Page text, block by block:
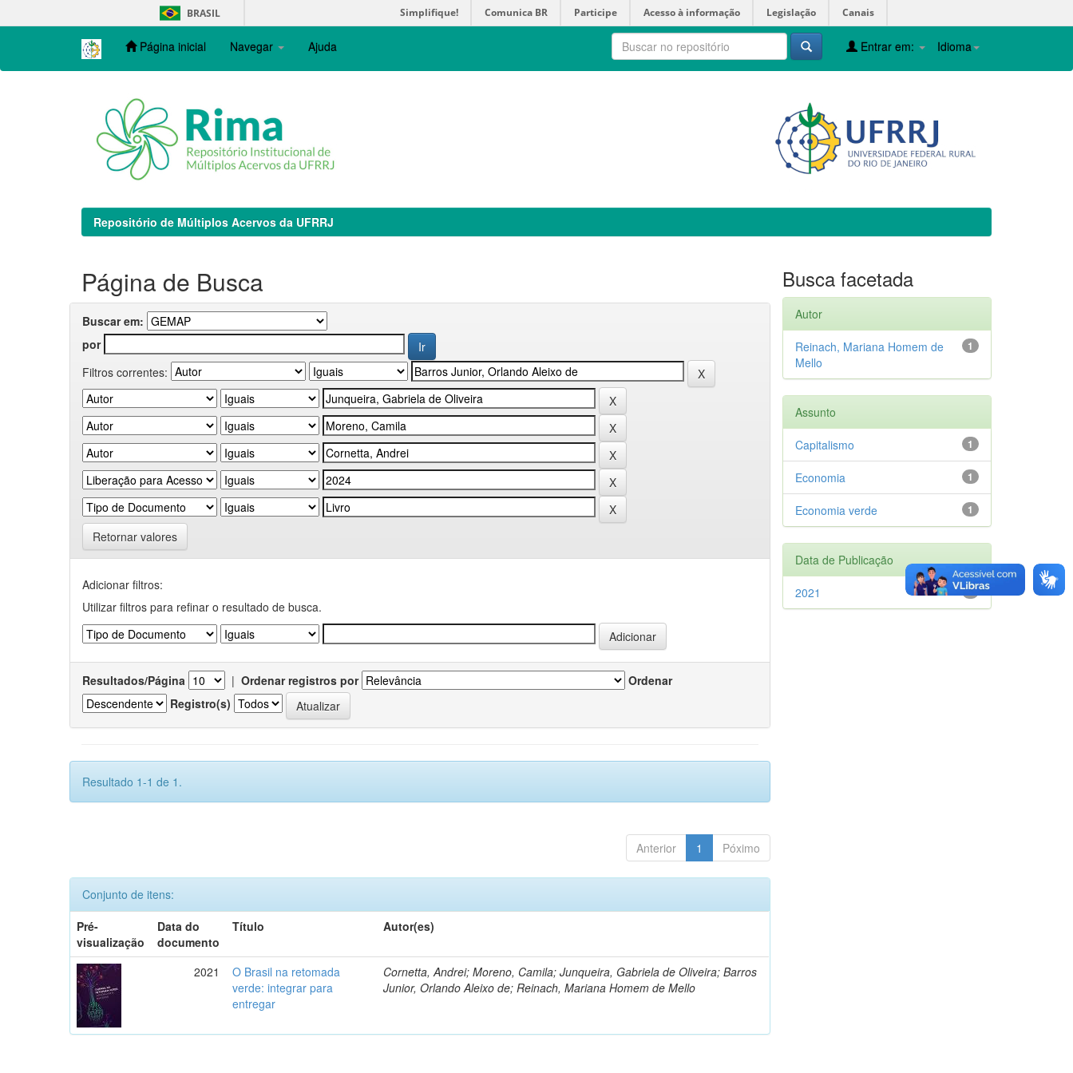
navigation
BRASIL Simplifique! Comunica BR Participe Acesso à informação Legislação Canais
Página inicial Navegar Ajuda Idioma
Entrar em:
Repositório de Múltiplos Acervos da UFRRJ
Página de Busca
Buscar em:
por
Filtros correntes:
Retornar valores
Adicionar filtros:
Utilizar filtros para refinar o resultado de busca.
Resultados/Página | Ordenar registros por
Ordenar
Registro(s)
Resultado 1-1 de 1.
Anterior 1 Póximo
Conjunto de itens:
Pré-
visualização
Data do
documento
Título Autor(es)
2021
O Brasil na retomada
verde: integrar para
entregar
Cornetta, Andrei; Moreno, Camila; Junqueira, Gabriela de Oliveira; Barros
Junior, Orlando Aleixo de; Reinach, Mariana Homem de Mello
Busca facetada
Autor
1
Reinach, Mariana Homem de
Mello
Assunto
1
Capitalismo
1
Economia
1
Economia verde
Data de Publicação
1
2021